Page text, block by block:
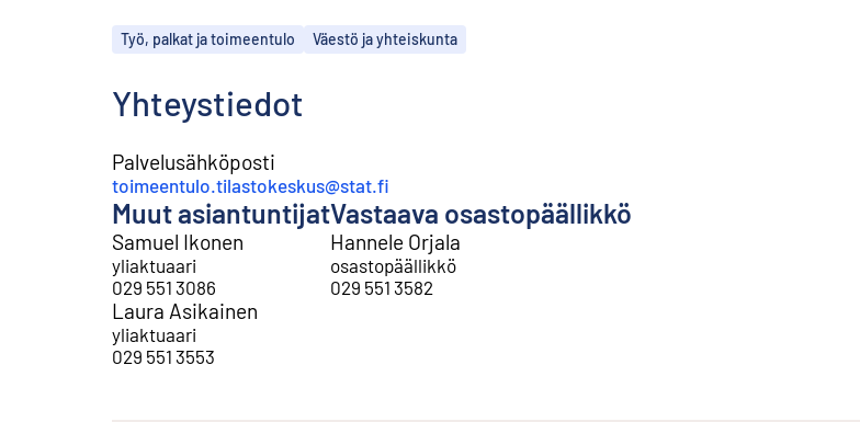
Aiheet
Työ, palkat ja toimeentulo Väestö ja yhteiskunta
Yhteystiedot
Palvelusähköposti
toimeentulo.tilastokeskus@stat.fi
Muut asiantuntijat
Samuel Ikonen
yliaktuaari
029 551 3086
Laura Asikainen
yliaktuaari
029 551 3553
Vastaava osastopäällikkö
Hannele Orjala
osastopäällikkö
029 551 3582